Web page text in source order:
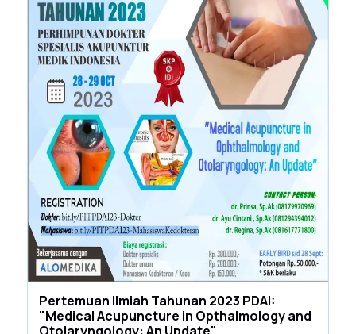
Pertemuan Ilmiah Tahunan 2023 PDAI:
"Medical Acupuncture in Opthalmology and